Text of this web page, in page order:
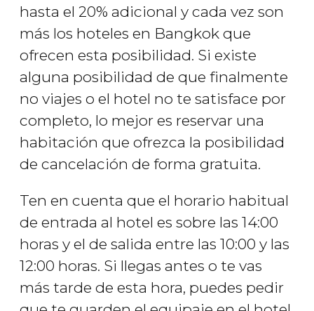
hasta el 20% adicional y cada vez son
más los hoteles en Bangkok que
ofrecen esta posibilidad. Si existe
alguna posibilidad de que finalmente
no viajes o el hotel no te satisface por
completo, lo mejor es reservar una
habitación que ofrezca la posibilidad
de cancelación de forma gratuita.
Ten en cuenta que el horario habitual
de entrada al hotel es sobre las 14:00
horas y el de salida entre las 10:00 y las
12:00 horas. Si llegas antes o te vas
más tarde de esta hora, puedes pedir